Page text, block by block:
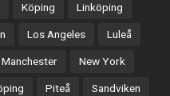
Köping Linköping
Los Angeles Luleå
Manchester New York
Piteå Sandviken